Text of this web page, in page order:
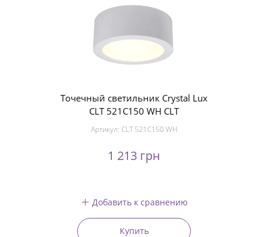
Точечный светильник Crystal Lux
CLT 521C150 WH CLT
Артикул: CLT 521C150 WH
1 213 грн
Добавить к сравнению
Купить